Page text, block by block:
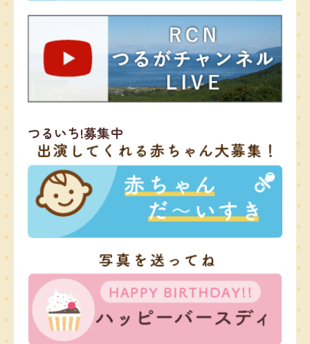
つるいち!募集中